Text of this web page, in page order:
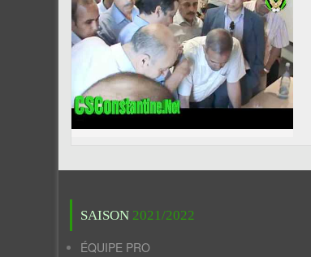
SAISON 2021/2022
ÉQUIPE PRO